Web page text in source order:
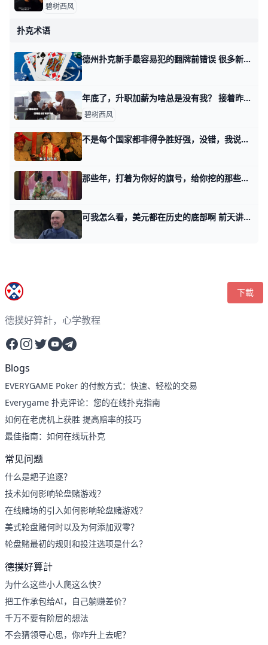
碧树西风
扑克术语
德州扑克新手最容易犯的翻牌前错误 很多新手一坐上德州扑克的牌桌，就觉得“翻牌圈才是技术开始的地方”。于是翻牌前的动作，往往随意到可以用“靠感觉”来形容。 可事实上，翻牌前的每一
年底了，升职加薪为啥总是没有我？ 接着昨天的话题。 昨天有些人对那个在义乌做小商品的读者的提问感兴趣，他老是遇到客户拖欠货款。 因为他们也有同感，有类似的困境，只是换了个领域，是
碧树西风
不是每个国家都非得争胜好强，没错，我说的就是印度 我前天在关税谈判落地与旧秩序的第三个话题里，讲了微观。 是的，我就是在问读者们，你自己评估下，你和国内的这帮同胞们在既定的游戏内部，究竟有没有
那些年，打着为你好的旗号，给你挖的那些坑 前天聊谋生话题时，我回复一个读者留言。 我说很多孩子的主见，是怎么在一次次被驯化的过程中，逐渐消失的。 有好些读者后来留言追问，他们问我，老师也
可我怎么看，美元都在历史的底部啊 前天讲在时代的转折点面前，如何改变命运话题时，有个读者留言问我。 他说，他有个困惑，左思右想，想不明白。 站在我前天第一个话题的角度，人类如果最
下載
德撲好算計，心学教程
Facebook
Instagram
Twitter
YouTube
Telegram
Blogs
EVERYGAME Poker 的付款方式：快速、轻松的交易
Everygame 扑克评论：您的在线扑克指南
如何在老虎机上获胜 提高赔率的技巧
最佳指南：如何在线玩扑克
常见问题
什么是耙子追逐？
技术如何影响轮盘赌游戏？
在线赌场的引入如何影响轮盘赌游戏？
美式轮盘赌何时以及为何添加双零？
轮盘赌最初的规则和投注选项是什么？
德撲好算計
为什么这些小人爬这么快？
把工作承包给AI，自己躺赚差价？
千万不要有阶层的想法
不会猜领导心思，你咋升上去呢？